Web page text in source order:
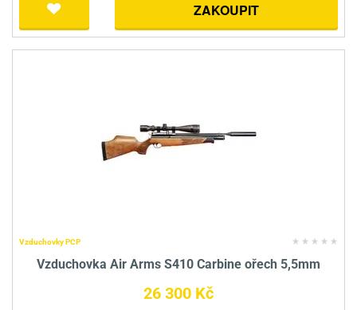
ZAKOUPIT
Vzduchovky PCP
Vzduchovka Air Arms S410 Carbine ořech 5,5mm
26 300 Kč